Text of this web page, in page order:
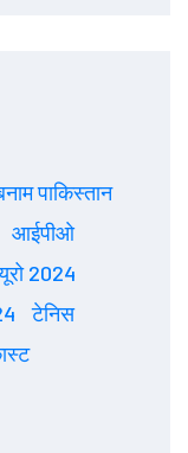
पाकिस्तान
आईपीओ
2024
टेनिस